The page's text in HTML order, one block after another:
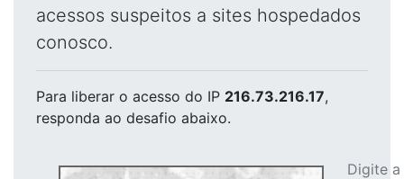
acessos suspeitos a sites hospedados
conosco.
Para liberar o acesso do IP 216.73.216.17,
responda ao desafio abaixo.
Digite